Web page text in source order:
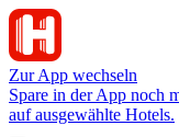
Zur App wechseln
Spare in der App noch
auf ausgewählte Hotels.